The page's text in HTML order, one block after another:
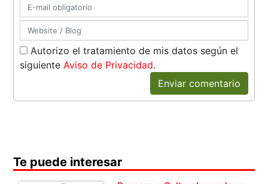
Autorizo el tratamiento de mis datos según el
siguienteAviso de Privacidad.
Enviar comentario
Te puede interesar